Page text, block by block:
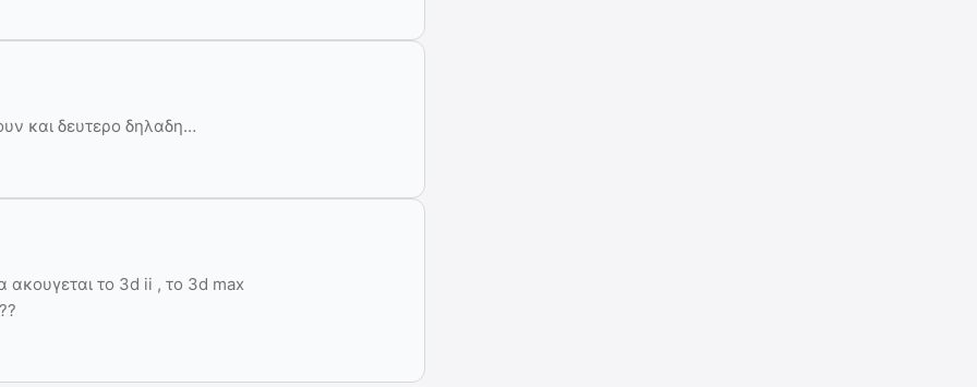
και δευτερο δηλαδη…
ακουγεται το 3d ii , το 3d max